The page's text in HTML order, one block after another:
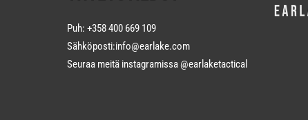
Puh: +358 400 669 109
Sähköposti:info@earlake.com
Seuraa meitä instagramissa@earlaketactical